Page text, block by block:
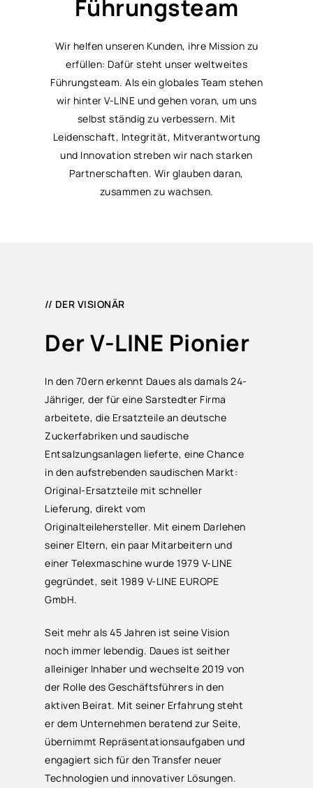
Führungsteam
Wir helfen unseren Kunden, ihre Mission zu
erfüllen: Dafür steht unser weltweites
Führungsteam. Als ein globales Team stehen
wir hinter V-LINE und gehen voran, um uns
selbst ständig zu verbessern. Mit
Leidenschaft, Integrität, Mitverantwortung
und Innovation streben wir nach starken
Partnerschaften. Wir glauben daran,
zusammen zu wachsen.
// DER VISIONÄR
Der V-LINE Pionier
In den 70ern erkennt Daues als damals 24-
Jähriger, der für eine Sarstedter Firma
arbeitete, die Ersatzteile an deutsche
Zuckerfabriken und saudische
Entsalzungsanlagen lieferte, eine Chance
in den aufstrebenden saudischen Markt:
Original-Ersatzteile mit schneller
Lieferung, direkt vom
Originalteilehersteller. Mit einem Darlehen
seiner Eltern, ein paar Mitarbeitern und
einer Telexmaschine wurde 1979 V-LINE
gegründet, seit 1989 V-LINE EUROPE
GmbH.
Seit mehr als 45 Jahren ist seine Vision
noch immer lebendig. Daues ist seither
alleiniger Inhaber und wechselte 2019 von
der Rolle des Geschäftsführers in den
aktiven Beirat. Mit seiner Erfahrung steht
er dem Unternehmen beratend zur Seite,
übernimmt Repräsentationsaufgaben und
engagiert sich für den Transfer neuer
Technologien und innovativer Lösungen.